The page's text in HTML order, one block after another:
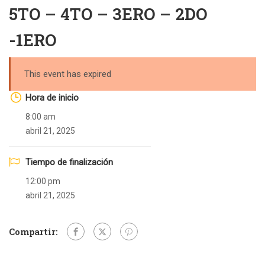
5TO – 4TO – 3ERO – 2DO
-1ERO
This event has expired
Hora de inicio
8:00 am
abril 21, 2025
Tiempo de finalización
12:00 pm
abril 21, 2025
Compartir: